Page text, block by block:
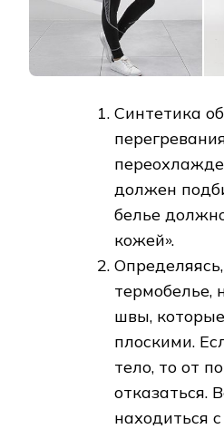
Синтетика
должен
белье
кожей».
термобелье,
швы,
плоскими.
тело, то от
отказаться.
находиться